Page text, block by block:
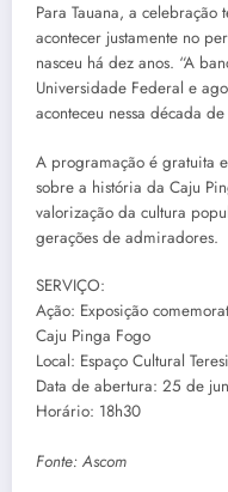
Para Tauana, a
acontecer justamente no
nasceu há dez anos. “A
Universidade Federal e
aconteceu nessa década
A programação é gratuita
sobre a história da Caju
valorização da cultura
gerações de admiradores.
SERVIÇO:
Ação: Exposição
Caju Pinga Fogo
Local: Espaço Cultural
Data de abertura: 25 de
Horário: 18h30
Fonte: Ascom